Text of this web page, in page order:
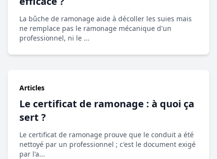
La bûche de ramonage aide à décoller les suies mais
ne remplace pas le ramonage mécanique d'un
professionnel, ni le ...
Articles
Le certificat de ramonage : à quoi ça
sert ?
Le certificat de ramonage prouve que le conduit a été
nettoyé par un professionnel ; c'est le document exigé
par l'a...